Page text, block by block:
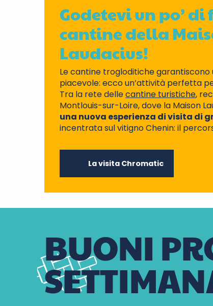
Godetevi un po’ di
cantine della
Laudacius!
Le cantine trogloditiche
piacevole: ecco un’attività perfetta
Tra la rete dellecantine turistiche,
Montlouis-sur-Loire, dove la Maison
una nuova esperienza di visita di
incentrata sul vitigno Chenin: il
La visita Chromatic
BUONI